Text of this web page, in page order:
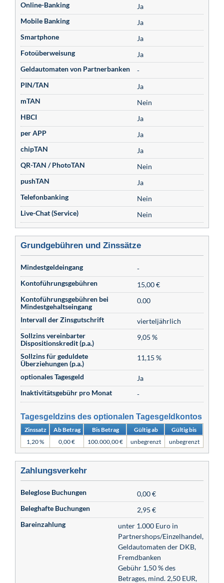
Online-Banking
Ja
Mobile Banking
Ja
Smartphone
Ja
Fotoüberweisung
Ja
Geldautomaten von Partnerbanken
-
PIN/TAN
Ja
mTAN
Nein
HBCI
Ja
per APP
Ja
chipTAN
Ja
QR-TAN / PhotoTAN
Nein
pushTAN
Ja
Telefonbanking
Nein
Live-Chat (Service)
Nein
Grundgebühren und Zinssätze
Mindestgeldeingang
-
Kontoführungsgebühren
15,00 €
Kontoführungsgebühren bei
Mindestgehaltseingang
0.00
Intervall der Zinsgutschrift
vierteljährlich
Sollzins vereinbarter
Dispositionskredit (p.a.)
9,05 %
Sollzins für geduldete
Überziehungen (p.a.)
11,15 %
optionales Tagesgeld
Ja
Inaktivitätsgebühr pro Monat
-
Tagesgeldzins des optionalen Tagesgeldkontos
Zinssatz Ab Betrag Bis Betrag Gültig ab
Gültig bis
1,20 %
0,00 € 100.000,00 € unbegrenzt unbegrenzt
Zahlungsverkehr
Beleglose Buchungen
0,00 €
Beleghafte Buchungen
2,95 €
Bareinzahlung
unter 1.000 Euro in
Partnershops/Einzelhandel,
Geldautomaten der DKB,
Fremdbanken
Gebühr 1,50 % des
Betrages, mind. 2,50 EUR,